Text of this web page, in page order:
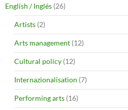
English / Inglés (26)
Artists (2)
Arts management (12)
Cultural policy (12)
Internazionalisation (7)
Performing arts (16)